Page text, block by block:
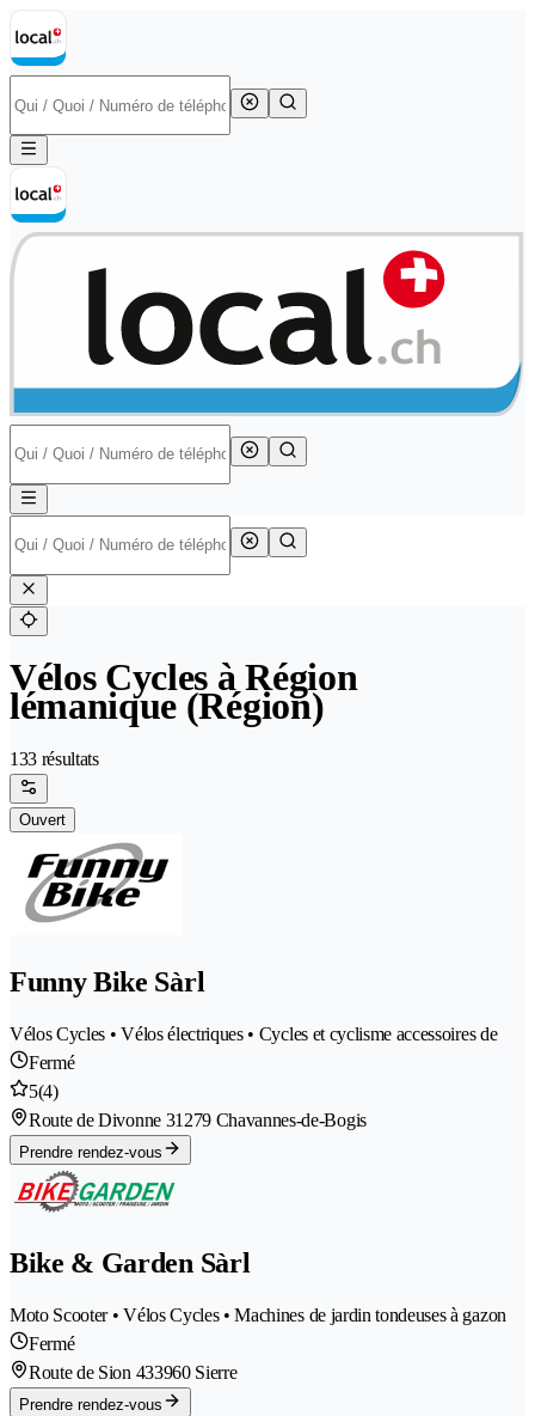
Vélos Cycles à Région
lémanique (Région)
133 résultats
Ouvert
Funny Bike Sàrl
Vélos Cycles • Vélos électriques • Cycles et cyclisme accessoires de
Fermé
5(4)
Route de Divonne 31279 Chavannes-de-Bogis
Prendre rendez-vous
Bike & Garden Sàrl
Moto Scooter • Vélos Cycles • Machines de jardin tondeuses à gazon
Fermé
Route de Sion 433960 Sierre
Prendre rendez-vous